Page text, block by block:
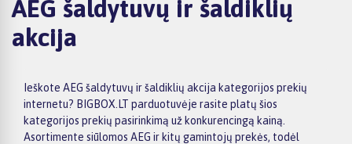
AEG šaldytuvų ir šaldiklių
akcija
Ieškote AEG šaldytuvų ir šaldiklių akcija kategorijos prekių
internetu? BIGBOX.LT parduotuvėje rasite platų šios
kategorijos prekių pasirinkimą už konkurencingą kainą.
Asortimente siūlomos AEG ir kitų gamintojų prekės, todėl